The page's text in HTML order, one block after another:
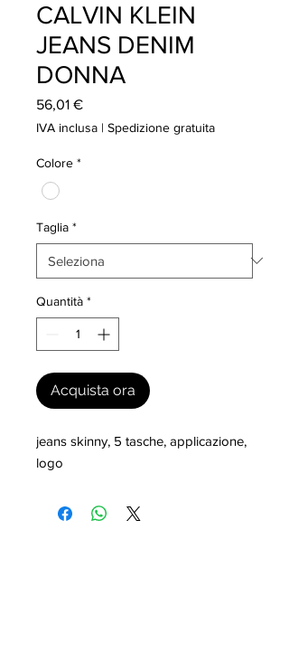
CALVIN KLEIN
JEANS DENIM
DONNA
56,01 €Prezzo
IVA inclusa | Spedizione gratuita
Colore *
Taglia *
Quantità *
Acquista ora
jeans skinny, 5 tasche, applicazione,
logo